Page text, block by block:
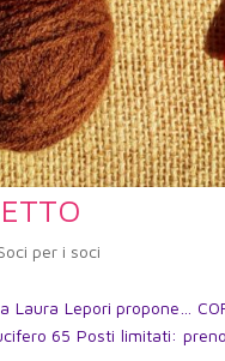
per i soci
Lepori propone…
65 Posti limitati: